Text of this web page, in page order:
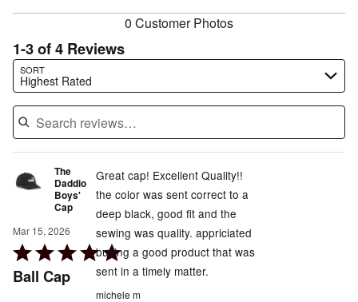
0 Customer Photos
1-3 of 4 Reviews
SORT
Highest Rated
Search reviews…
The
Daddio
Boys'
Cap
Mar 15, 2026
Rated
5
Ball Cap
Great cap! Excellent Quality!!
the color was sent correct to a
deep black, good fit and the
sewing was quality. appriciated
buying a good product that was
sent in a timely matter.
michele m